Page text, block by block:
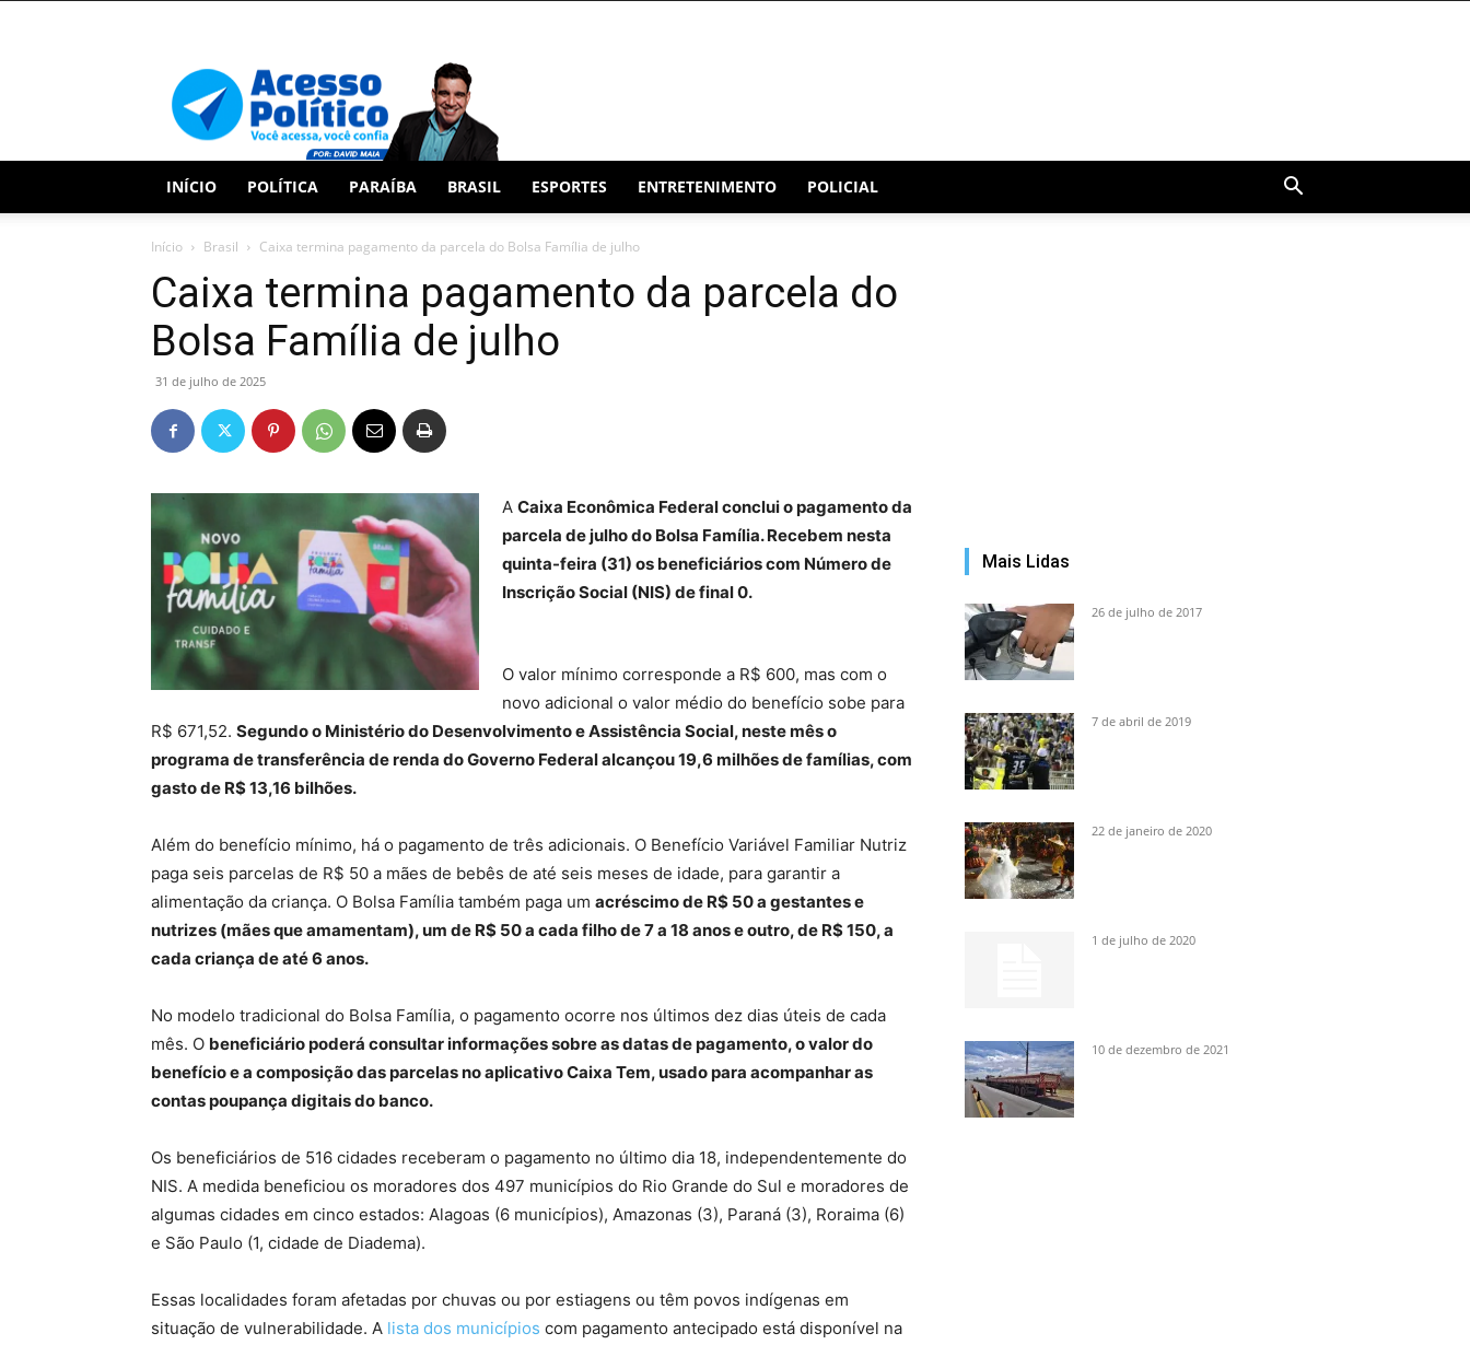
INÍCIO POLÍTICA PARAÍBA BRASIL ESPORTES ENTRETENIMENTO POLICIAL
Início Brasil Caixa termina pagamento da parcela do Bolsa Família de julho
Caixa termina pagamento da parcela do
Bolsa Família de julho
31 de julho de 2025
A Caixa Econômica Federal conclui o pagamento da
parcela de julho do Bolsa Família. Recebem nesta
quinta-feira (31) os beneficiários com Número de
Inscrição Social (NIS) de final 0.
O valor mínimo corresponde a R$ 600, mas com o
novo adicional o valor médio do benefício sobe para
R$ 671,52. Segundo o Ministério do Desenvolvimento e Assistência Social, neste mês o
programa de transferência de renda do Governo Federal alcançou 19,6 milhões de famílias, com
gasto de R$ 13,16 bilhões.
Além do benefício mínimo, há o pagamento de três adicionais. O Benefício Variável Familiar Nutriz
paga seis parcelas de R$ 50 a mães de bebês de até seis meses de idade, para garantir a
alimentação da criança. O Bolsa Família também paga um acréscimo de R$ 50 a gestantes e
nutrizes (mães que amamentam), um de R$ 50 a cada filho de 7 a 18 anos e outro, de R$ 150, a
cada criança de até 6 anos.
No modelo tradicional do Bolsa Família, o pagamento ocorre nos últimos dez dias úteis de cada
mês. O beneficiário poderá consultar informações sobre as datas de pagamento, o valor do
benefício e a composição das parcelas no aplicativo Caixa Tem, usado para acompanhar as
contas poupança digitais do banco.
Os beneficiários de 516 cidades receberam o pagamento no último dia 18, independentemente do
NIS. A medida beneficiou os moradores dos 497 municípios do Rio Grande do Sul e moradores de
algumas cidades em cinco estados: Alagoas (6 municípios), Amazonas (3), Paraná (3), Roraima (6)
e São Paulo (1, cidade de Diadema).
Essas localidades foram afetadas por chuvas ou por estiagens ou têm povos indígenas em
situação de vulnerabilidade. A lista dos municípios com pagamento antecipado está disponível na
Mais Lidas
26 de julho de 2017
7 de abril de 2019
22 de janeiro de 2020
1 de julho de 2020
10 de dezembro de 2021